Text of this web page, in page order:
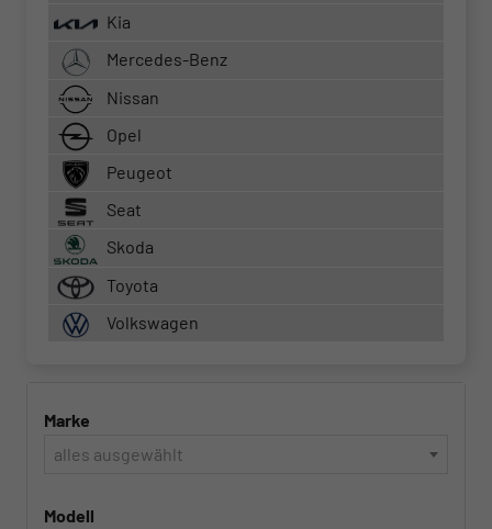
Kia
Mercedes-Benz
Nissan
Opel
Peugeot
Seat
Skoda
Toyota
Volkswagen
Marke
alles ausgewählt
Modell